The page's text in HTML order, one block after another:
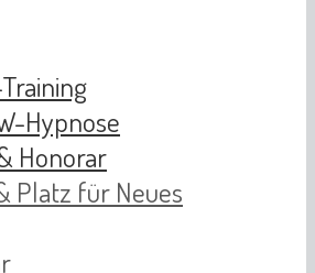
Hypnose
Honorar
Platz für Neues